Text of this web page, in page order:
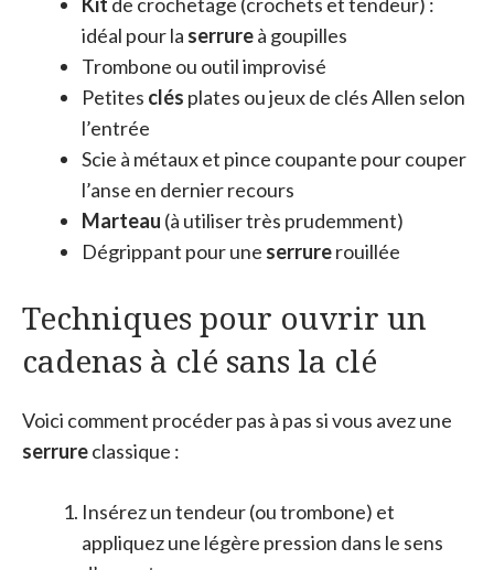
idéal pour la serrureà goupilles
Trombone ou outil improvisé
Petites clés plates ou jeux de clés Allen selon
l’entrée
Scie à métaux et pince coupante pour couper
l’anse en dernier recours
Marteau (à utiliser très prudemment)
Dégrippant pour une serrurerouillée
Techniques pour ouvrir un
cadenas à clé sans la clé
Voici comment procéder pas à pas si vous avez une
serrureclassique :
Insérez un tendeur (ou trombone) et
appliquez une légère pression dans le sens